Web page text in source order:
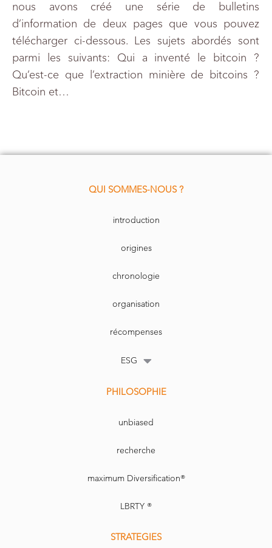
nous avons créé une série de bulletins
d’information de deux pages que vous pouvez
télécharger ci-dessous. Les sujets abordés sont
parmi les suivants: Qui a inventé le bitcoin ?
Qu’est-ce que l’extraction minière de bitcoins ?
Bitcoin et…
QUI SOMMES-NOUS ?
introduction
origines
chronologie
organisation
récompenses
ESG
PHILOSOPHIE
unbiased
recherche
maximum Diversification®
LBRTY ®
STRATEGIES